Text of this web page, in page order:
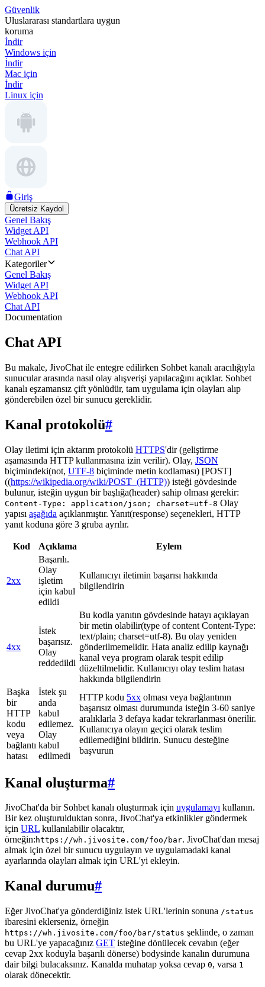
Güvenlik
Uluslararası standartlara uygun
koruma
İndir
Windows için
İndir
Mac için
İndir
Linux için
Giriş
Ücretsiz Kaydol
Genel Bakış
Widget API
Webhook API
Chat API
Kategoriler
Genel Bakış
Widget API
Webhook API
Chat API
Documentation
Chat API
Bu makale, JivoChat ile entegre edilirken Sohbet kanalı aracılığıyla
sunucular arasında nasıl olay alışverişi yapılacağını açıklar. Sohbet
kanalı eşzamansız çift yönlüdür, tam uygulama için olayları alıp
gönderebilen özel bir sunucu gereklidir.
Kanal protokolü#
Olay iletimi için aktarım protokolü HTTPS'dir (geliştirme
aşamasında HTTP kullanmasına izin verilir). Olay, JSON
biçimindeki(not, UTF-8 biçiminde metin kodlaması) [POST]
((https://wikipedia.org/wiki/POST_(HTTP)) isteği gövdesinde
bulunur, isteğin uygun bir başlığa(header) sahip olması gerekir:
Content-Type: application/json; charset=utf-8 Olay
yapısı aşağıda açıklanmıştır. Yanıt(response) seçenekleri, HTTP
yanıt koduna göre 3 gruba ayrılır.
Kod Açıklama Eylem
2xx
Başarılı.
Olay
işletim
için kabul
edildi
Kullanıcıyı iletimin başarısı hakkında
bilgilendirin
4xx
İstek
başarısız.
Olay
reddedildi
Bu kodla yanıtın gövdesinde hatayı açıklayan
bir metin olabilir(type of content Content-Type:
text/plain; charset=utf-8). Bu olay yeniden
gönderilmemelidir. Hata analiz edilip kaynağı
kanal veya program olarak tespit edilip
düzeltilmelidir. Kullanıcıyı olay teslim hatası
hakkında bilgilendirin
Başka
bir
HTTP
kodu
veya
bağlantı
hatası
İstek şu
anda
kabul
edilemez.
Olay
kabul
edilmedi
HTTP kodu 5xx olması veya bağlantının
başarısız olması durumunda isteğin 3-60 saniye
aralıklarla 3 defaya kadar tekrarlanması önerilir.
Kullanıcıya olayın geçici olarak teslim
edilemediğini bildirin. Sunucu desteğine
başvurun
Kanal oluşturma#
JivoChat'da bir Sohbet kanalı oluşturmak için uygulamayı kullanın.
Bir kez oluşturulduktan sonra, JivoChat'ya etkinlikler göndermek
için URL kullanılabilir olacaktır,
örneğin: https://wh.jivosite.com/foo/bar. JivoChat'dan mesaj
almak için özel bir sunucu uygulayın ve uygulamadaki kanal
ayarlarında olayları almak için URL'yi ekleyin.
Kanal durumu#
Eğer JivoChat'ya gönderdiğiniz istek URL'lerinin sonuna /status
ibaresini eklerseniz, örneğin
https://wh.jivosite.com/foo/bar/status şeklinde, o zaman
bu URL'ye yapacağınız GET isteğine dönülecek cevabın (eğer
cevap 2xx koduyla başarılı dönerse) bodysinde kanalın durumuna
dair bilgi bulacaksınız. Kanalda muhatap yoksa cevap 0, varsa 1
olarak dönecektir.